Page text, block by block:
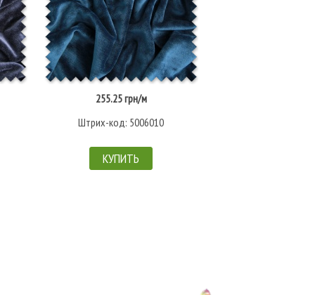
255.25 грн/м
Штрих-код: 5006010
КУПИТЬ